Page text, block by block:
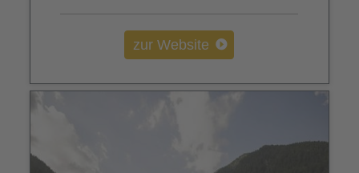
zur Website